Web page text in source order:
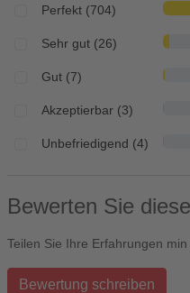
Perfekt (704)
Sehr gut (26)
Gut (7)
Akzeptierbar (3)
Unbefriedigend (4)
Bewerten Sie
Teilen Sie Ihre Erfahrungen
Bewertung schreiben